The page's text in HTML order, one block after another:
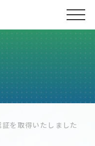
を取得いたしました